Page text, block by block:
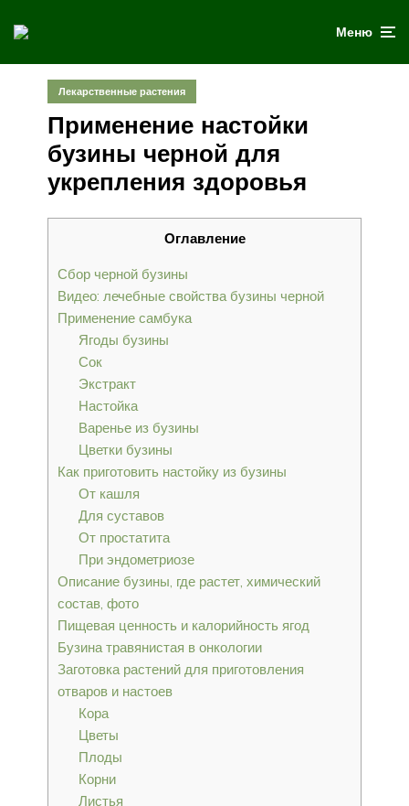
Меню
Лекарственные растения
Применение настойки
бузины черной для
укрепления здоровья
Оглавление
Сбор черной бузины
Видео: лечебные свойства бузины черной
Применение самбука
Ягоды бузины
Сок
Экстракт
Настойка
Варенье из бузины
Цветки бузины
Как приготовить настойку из бузины
От кашля
Для суставов
От простатита
При эндометриозе
Описание бузины, где растет, химический
состав, фото
Пищевая ценность и калорийность ягод
Бузина травянистая в онкологии
Заготовка растений для приготовления
отваров и настоев
Кора
Цветы
Плоды
Корни
Листья